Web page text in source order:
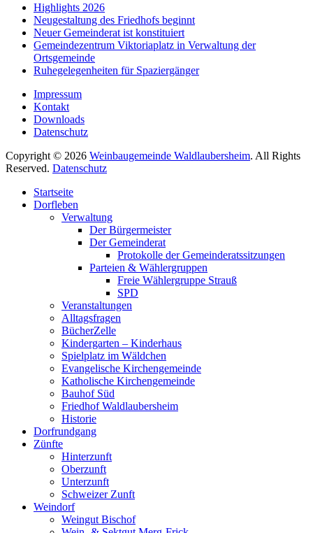
Highlights 2026
Neugestaltung des Friedhofs beginnt
Neuer Gemeinderat ist konstituiert
Gemeindezentrum Viktoriaplatz in Verwaltung der
Ortsgemeinde
Ruhegelegenheiten für Spaziergänger
Impressum
Kontakt
Downloads
Datenschutz
Copyright © 2026 Weinbaugemeinde Waldlaubersheim. All Rights
Reserved. Datenschutz
oben
scrollen
Startseite
Dorfleben
Verwaltung
Der Bürgermeister
Der Gemeinderat
Protokolle der Gemeinderatssitzungen
Parteien & Wählergruppen
Freie Wählergruppe Strauß
SPD
Veranstaltungen
Alltagsfragen
BücherZelle
Kindergarten – Kinderhaus
Spielplatz im Wäldchen
Evangelische Kirchengemeinde
Katholische Kirchengemeinde
Bauhof Süd
Friedhof Waldlaubersheim
Historie
Dorfrundgang
Zünfte
Hinterzunft
Oberzunft
Unterzunft
Schweizer Zunft
Weindorf
Weingut Bischof